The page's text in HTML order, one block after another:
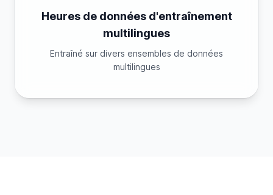
Heures de données d'entraînement
multilingues
Entraîné sur divers ensembles de données
multilingues